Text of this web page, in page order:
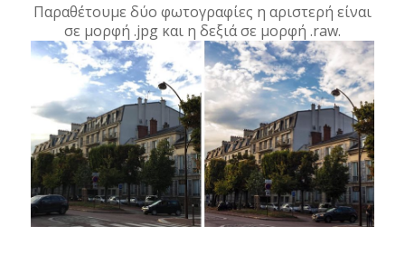
Παραθέτουμε δύο φωτογραφίες η αριστερή είναι
σε μορφή .jpg και η δεξιά σε μορφή .raw.